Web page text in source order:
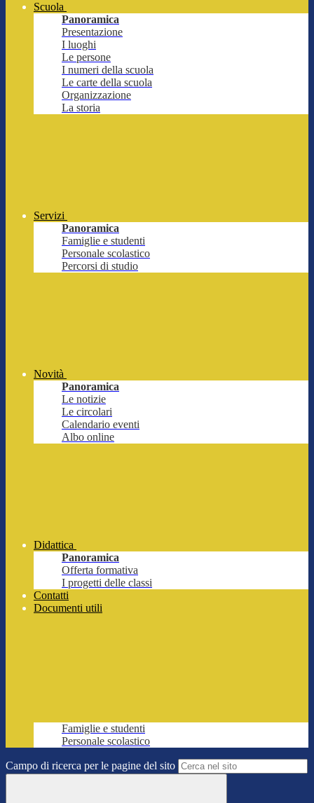
Scuola
Panoramica
Presentazione
I luoghi
Le persone
I numeri della scuola
Le carte della scuola
Organizzazione
La storia
Servizi
Panoramica
Famiglie e studenti
Personale scolastico
Percorsi di studio
Novità
Panoramica
Le notizie
Le circolari
Calendario eventi
Albo online
Didattica
Panoramica
Offerta formativa
I progetti delle classi
Contatti
Documenti utili
Famiglie e studenti
Personale scolastico
Campo di ricerca per le pagine del sito